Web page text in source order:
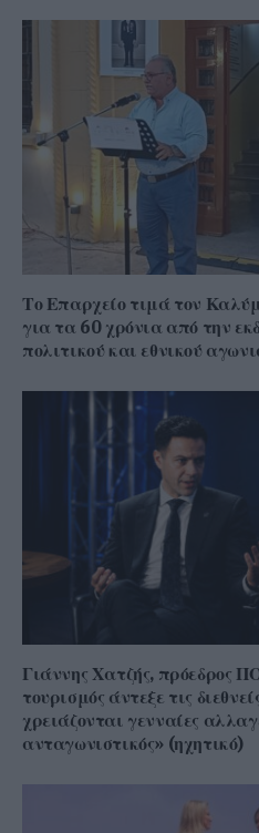
Το Επαρχείο τιμά τον
για τα 60 χρόνια από την
πολιτικού και εθνικού
Γιάννης Χατζής, πρόεδρος
τουρισμός άντεξε τις
χρειάζονται γενναίες
ανταγωνιστικός» (ηχητικό)